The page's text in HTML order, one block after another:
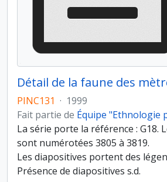
PINC131 · 1999
Fait partie de Équipe "Ethnologie
La série porte la référence : G18.
sont numérotées 3805 à 3819.
Les diapositives portent des
Présence de diapositives s.d.